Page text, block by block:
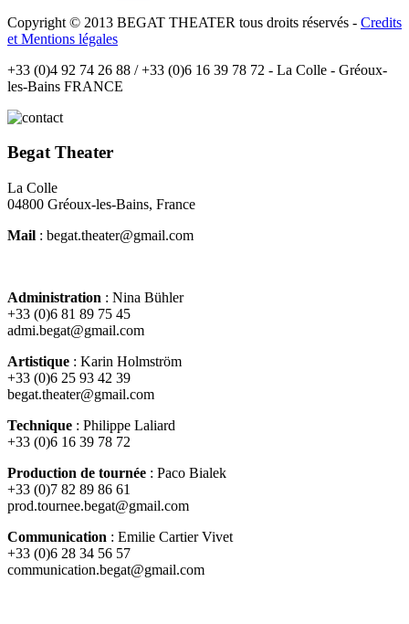
Copyright © 2013 BEGAT THEATER tous droits réservés - Credits
et Mentions légales
+33 (0)4 92 74 26 88 / +33 (0)6 16 39 78 72 - La Colle - Gréoux-
les-Bains FRANCE
Begat Theater
La Colle
04800 Gréoux-les-Bains, France
Mail : begat.theater@gmail.com
Administration : Nina Bühler
+33 (0)6 81 89 75 45
admi.begat@gmail.com
Artistique : Karin Holmström
+33 (0)6 25 93 42 39
begat.theater@gmail.com
Technique : Philippe Laliard
+33 (0)6 16 39 78 72
Production de tournée : Paco Bialek
+33 (0)7 82 89 86 61
prod.tournee.begat@gmail.com
Communication : Emilie Cartier Vivet
+33 (0)6 28 34 56 57
communication.begat@gmail.com